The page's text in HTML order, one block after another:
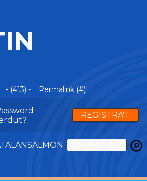
- (413) - Permalink (#)
REGISTRA'T